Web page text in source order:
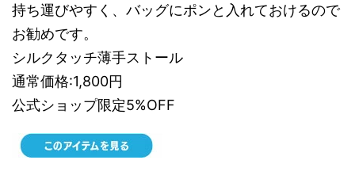
持ち運びやすく、バッグにポンと入れておけるので
お勧めです。
シルクタッチ薄手ストール
通常価格:1,800円
公式ショップ限定5%OFF